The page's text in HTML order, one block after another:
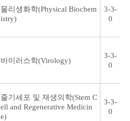
물리생화학(Physical Biochem
istry)
3-3-
0
바이러스학(Virology)
3-3-
0
줄기세포 및 재생의학(Stem C
ell and Regenerative Medicin
e)
3-3-
0